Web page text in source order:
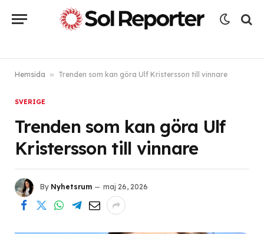
Hemsida » Trenden som kan göra Ulf Kristersson till vinnare
SVERIGE
Trenden som kan göra Ulf
Kristersson till vinnare
By Nyhetsrum maj 26, 2026